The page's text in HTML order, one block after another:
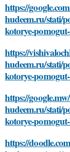
https://
hudeem.ru/stati/
kotorye-
https://
hudeem.ru/stati/
kotorye-
https://
hudeem.ru/stati/
kotorye-
https://